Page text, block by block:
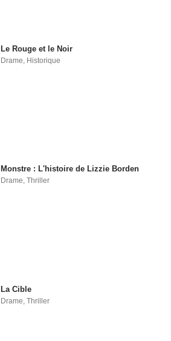
Le Rouge et le Noir
Drame, Historique
Monstre : L'histoire de Lizzie Borden
Drame,Thriller
La Cible
Drame ,Thriller